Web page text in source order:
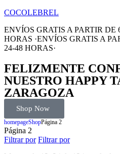
COCOLEBREL
ENVÍOS GRATIS A PARTIR DE
HORAS ·ENVÍOS GRATIS A
24-48 HORAS·
FELIZMENTE
NUESTRO HAPPY
ZARAGOZA
Shop Now
homepageShopPágina 2
Página 2
Filtrar por Filtrar por